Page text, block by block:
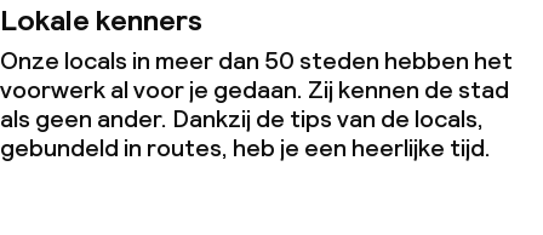
Lokale kenners
Onze locals in meer dan 50 steden hebben het
voorwerk al voor je gedaan. Zij kennen de stad
als geen ander. Dankzij de tips van de locals,
gebundeld in routes, heb je een heerlijke tijd.